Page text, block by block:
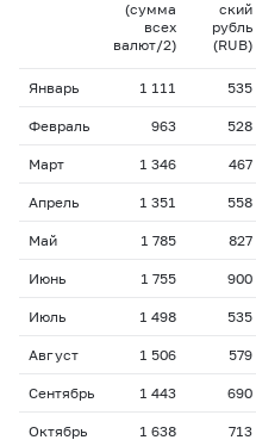
(сумма
всех
валют/2)
ский
рубль
(RUB)
Январь 1 111 535
Февраль 963 528
Март 1 346 467
Апрель 1 351 558
Май 1 785 827
Июнь 1 755 900
Июль 1 498 535
Август 1 506 579
Сентябрь 1 443 690
Октябрь 1 638 713